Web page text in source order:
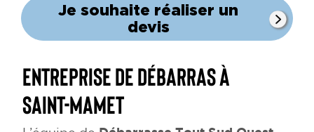
Je souhaite réaliser un
devis
Entreprise de débarras à
Saint-Mamet